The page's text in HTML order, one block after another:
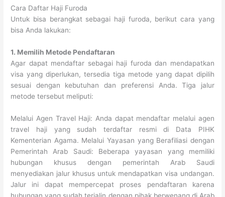
Cara Daftar Haji Furoda
Untuk bisa berangkat sebagai haji furoda, berikut cara yang
bisa Anda lakukan:
1. Memilih Metode Pendaftaran
Agar dapat mendaftar sebagai haji furoda dan mendapatkan
visa yang diperlukan, tersedia tiga metode yang dapat dipilih
sesuai dengan kebutuhan dan preferensi Anda. Tiga jalur
metode tersebut meliputi:
Melalui Agen Travel Haji: Anda dapat mendaftar melalui agen
travel haji yang sudah terdaftar resmi di Data PIHK
Kementerian Agama. Melalui Yayasan yang Berafiliasi dengan
Pemerintah Arab Saudi: Beberapa yayasan yang memiliki
hubungan khusus dengan pemerintah Arab Saudi
menyediakan jalur khusus untuk mendapatkan visa undangan.
Jalur ini dapat mempercepat proses pendaftaran karena
hubungan yang sudah terjalin dengan pihak berwenang di Arab